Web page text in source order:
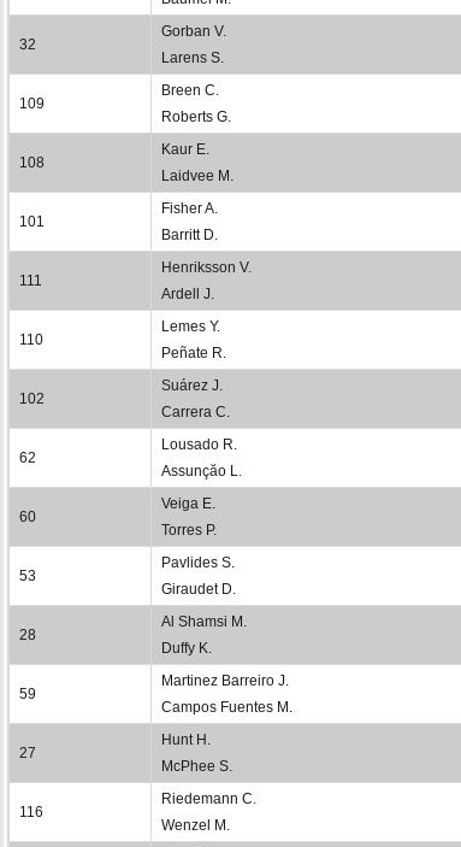
32
Gorban V.
Larens S.
109
Breen C.
Roberts G.
108
Kaur E.
Laidvee M.
101
Fisher A.
Barritt D.
111
Henriksson V.
Ardell J.
110
Lemes Y.
Peñate R.
102
Suárez J.
Carrera C.
62
Lousado R.
Assunçăo L.
60
Veiga E.
Torres P.
53
Pavlides S.
Giraudet D.
28
Al Shamsi M.
Duffy K.
59
Martinez Barreiro J.
Campos Fuentes M.
27
Hunt H.
McPhee S.
116
Riedemann C.
Wenzel M.